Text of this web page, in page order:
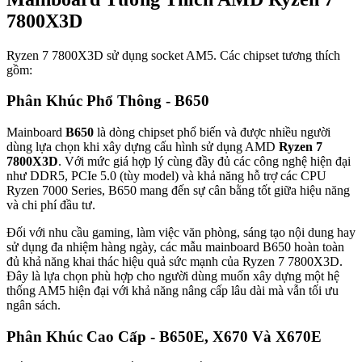
7800X3D
Ryzen 7 7800X3D sử dụng socket AM5. Các chipset tương thích
gồm:
Phân Khúc Phổ Thông - B650
Mainboard B650 là dòng chipset phổ biến và được nhiều người
dùng lựa chọn khi xây dựng cấu hình sử dụng AMD Ryzen 7
7800X3D. Với mức giá hợp lý cùng đầy đủ các công nghệ hiện đại
như DDR5, PCIe 5.0 (tùy model) và khả năng hỗ trợ các CPU
Ryzen 7000 Series, B650 mang đến sự cân bằng tốt giữa hiệu năng
và chi phí đầu tư.
Đối với nhu cầu gaming, làm việc văn phòng, sáng tạo nội dung hay
sử dụng đa nhiệm hàng ngày, các mẫu mainboard B650 hoàn toàn
đủ khả năng khai thác hiệu quả sức mạnh của Ryzen 7 7800X3D.
Đây là lựa chọn phù hợp cho người dùng muốn xây dựng một hệ
thống AM5 hiện đại với khả năng nâng cấp lâu dài mà vẫn tối ưu
ngân sách.
Phân Khúc Cao Cấp - B650E, X670 Và X670E